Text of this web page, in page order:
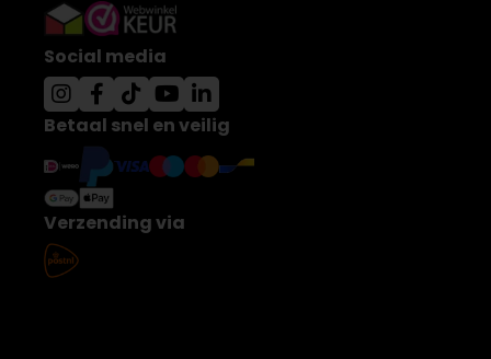
Social media
Betaal snel en veilig
Verzending via